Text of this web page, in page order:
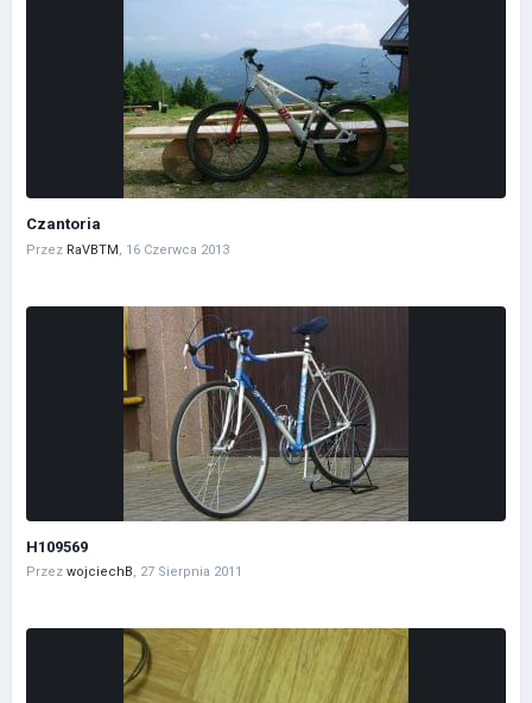
Czantoria
Przez RaVBTM, 16 Czerwca 2013
H109569
Przez wojciechB, 27 Sierpnia 2011